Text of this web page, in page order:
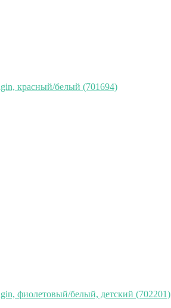
красный/белый (701694)
фиолетовый/белый, детский (702201)